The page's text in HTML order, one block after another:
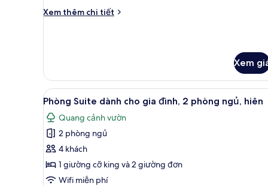
Xem thêm chi tiết
Chi
Junior,
hiên
Xem
Xem
tất
cả
ảnh
Phòng
Suite
dành
Phòng Suite dành cho gia
9
Phòng Suite dành cho gia đình, 2 phòng ngủ, hiên
Quang cảnh vườn
2 phòng ngủ
4 khách
1 giường cỡ king và 2 giường đơn
Wifi miễn phí